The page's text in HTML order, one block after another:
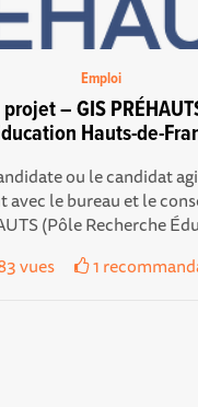
Emploi
– GIS
Hauts-de-
ou le candidat
le bureau et le
(Pôle Recherche
vues
1